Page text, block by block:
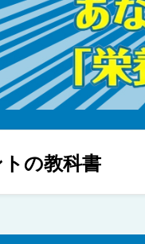
の教科書